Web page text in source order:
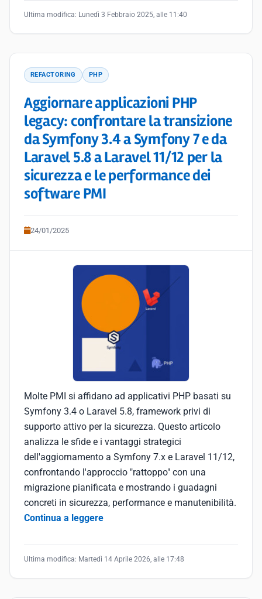
Ultima modifica: Lunedì 3 Febbraio 2025, alle 11:40
REFACTORING PHP
Aggiornare applicazioni PHP
legacy: confrontare la transizione
da Symfony 3.4 a Symfony 7 e da
Laravel 5.8 a Laravel 11/12 per la
sicurezza e le performance dei
software PMI
24/01/2025
Molte PMI si affidano ad applicativi PHP basati su
Symfony 3.4 o Laravel 5.8, framework privi di
supporto attivo per la sicurezza. Questo articolo
analizza le sfide e i vantaggi strategici
dell'aggiornamento a Symfony 7.x e Laravel 11/12,
confrontando l'approccio "rattoppo" con una
migrazione pianificata e mostrando i guadagni
concreti in sicurezza, performance e manutenibilità.
Continua a leggere
Ultima modifica: Martedì 14 Aprile 2026, alle 17:48